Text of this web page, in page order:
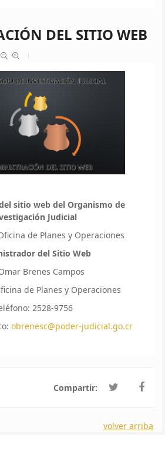
DEL SITIO WEB
sitio web del Organismo de
Judicial
de Planes y Operaciones
del Sitio Web
Brenes Campos
de Planes y Operaciones
2528-9756
obrenesc@poder-judicial.go.cr
Compartir:
volver arriba